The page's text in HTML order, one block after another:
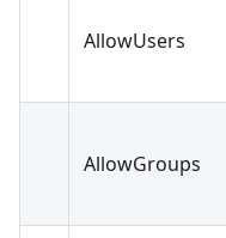
AllowUsers
AllowGroups